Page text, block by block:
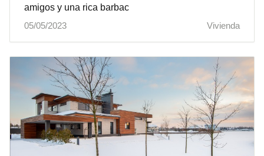
amigos y una rica barbac
05/05/2023
Vivienda